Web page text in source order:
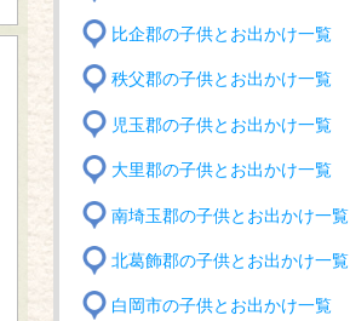
比企郡の子供とお出かけ一覧
秩父郡の子供とお出かけ一覧
児玉郡の子供とお出かけ一覧
大里郡の子供とお出かけ一覧
南埼玉郡の子供とお出かけ一覧
北葛飾郡の子供とお出かけ一覧
白岡市の子供とお出かけ一覧